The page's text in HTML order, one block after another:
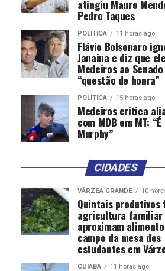
atingiu Mauro
Pedro Taques
POLÍTICA 11 horas ago
Flávio Bolsonaro
Janaina e diz que
Medeiros ao
“questão de honra”
POLÍTICA 15 horas ago
Medeiros critica
com MDB em MT:
Murphy”
CIDADES
VÁRZEA GRANDE 10
Quintais
agricultura familiar
aproximam
campo da mesa dos
estudantes em
CUIABÁ 11 horas ago